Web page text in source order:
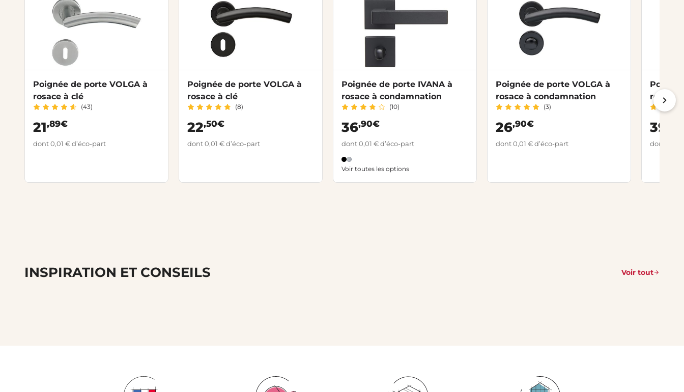
Poignée de porte VOLGA à
rosace à clé
(43)
21,89€
dont 0,01 € d’éco-part
Poignée de porte VOLGA à
rosace à clé
(8)
22,50€
dont 0,01 € d’éco-part
Poignée de porte IVANA à
rosace à condamnation
(10)
36,90€
dont 0,01 € d’éco-part
Voir toutes les options
Poignée de porte VOLGA à
rosace à condamnation
(3)
26,90€
dont 0,01 € d’éco-part
rosace
39
dont 0,01
INSPIRATION ET CONSEILS Voir tout